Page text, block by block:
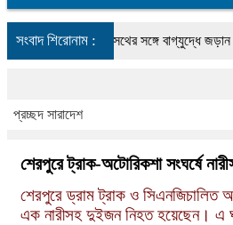
সংবাদ শিরোনাম :
ট্রাম্প, হেগসেথের সঙ্গে বাগ্‌যুদ্ধে জড়ান
প্রচ্ছদ সারাদেশ
শেরপুরে ট্রাক-অটোরিকশা সংঘর্ষে
শেরপুরে ড্রাম ট্রাক ও সিএনজিচালিত
এক নারীসহ দুইজন নিহত হয়েছেন।